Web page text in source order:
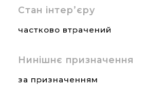
Стан інтер’єру
частково втрачений
Нинішнє призначення
за призначенням